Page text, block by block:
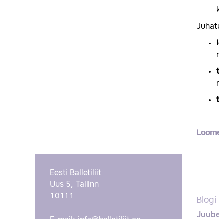
Eesti Balletiliit
Uus 5, Tallinn
10111
Blogi